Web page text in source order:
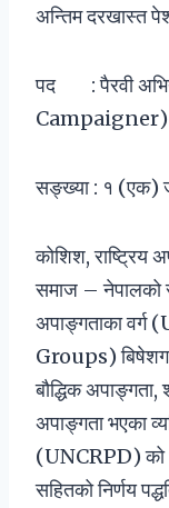
अन्तिम दरखास्त
पद : पैरवी
Campaigner)
सङ्ख्या : १ (एक)
कोशिश, राष्ट्रिय
समाज – नेपालको
अपाङ्गताका
Groups)
बौद्धिक
अपाङ्गता भएका
(UNCRPD) को
सहितको निर्णय